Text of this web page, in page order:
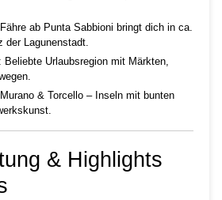
ab Punta Sabbioni bringt dich in ca.
der Lagunenstadt.
: Beliebte Urlaubsregion mit Märkten,
& Torcello – Inseln mit bunten
& Highlights